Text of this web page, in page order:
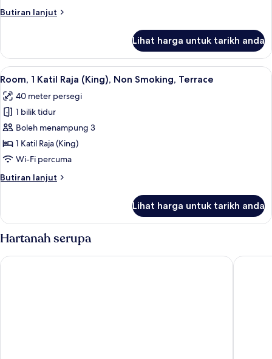
Kelamin
Butiran lanjut
Butiran
Suite,
Katil
(Double)
(View)
Lihat harga untuk tarikh anda
Lihat
semua
foto
untuk
Room,
1
Katil
(King),
Terrace
Room, 1 Katil Raja (King), Non
4
Room, 1 Katil Raja (King), Non Smoking, Terrace
40 meter persegi
1 bilik tidur
Boleh menampung 3
1 Katil Raja (King)
Wi-Fi percuma
Butiran lanjut
Butiran
1
Raja
Non
Lihat harga untuk tarikh anda
Hartanah serupa
JW Marriott Tampa Water Street Tampa